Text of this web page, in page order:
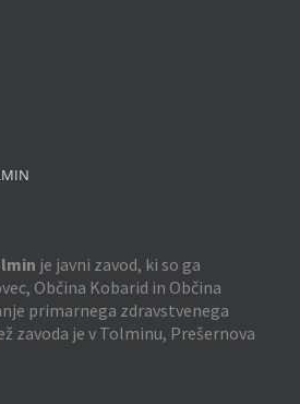
je javni zavod, ki so ga
Občina Kobarid in Občina
primarnega zdravstvenega
zavoda je v Tolminu, Prešernova